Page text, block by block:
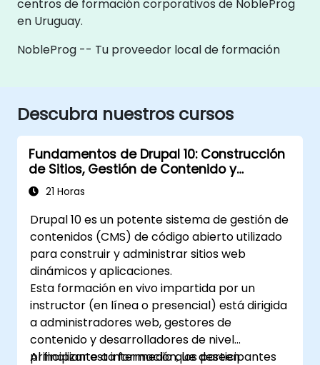
centros de formación corporativos de NobleProg
en Uruguay.
NobleProg -- Tu proveedor local de formación
Descubra nuestros cursos
Fundamentos de Drupal 10: Construcción
de Sitios, Gestión de Contenido y
Administración
21 Horas
Drupal 10 es un potente sistema de gestión de
contenidos (CMS) de código abierto utilizado
para construir y administrar sitios web
dinámicos y aplicaciones.
Esta formación en vivo impartida por un
instructor (en línea o presencial) está dirigida
a administradores web, gestores de
contenido y desarrolladores de nivel
principiante a intermedio que deseen
Al finalizar esta formación, los participantes